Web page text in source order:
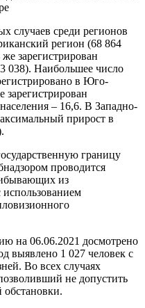
случаев среди регионов
регион (68 864
зарегистрирован
038). Наибольшее число
в Юго-
зарегистрирован
– 16,6. В Западно-
прирост в
границу
проводится
из
на 06.06.2021 досмотрено
выявлено 1 027 человек с
Во всех случаях
не допустить